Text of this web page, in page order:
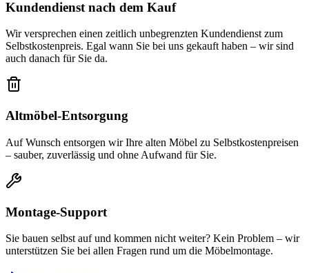
Kundendienst nach dem Kauf
Wir versprechen einen zeitlich unbegrenzten Kundendienst zum
Selbstkostenpreis. Egal wann Sie bei uns gekauft haben – wir sind
auch danach für Sie da.
Altmöbel-Entsorgung
Auf Wunsch entsorgen wir Ihre alten Möbel zu Selbstkostenpreisen
– sauber, zuverlässig und ohne Aufwand für Sie.
Montage-Support
Sie bauen selbst auf und kommen nicht weiter? Kein Problem – wir
unterstützen Sie bei allen Fragen rund um die Möbelmontage.